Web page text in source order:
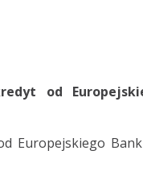
od
Europejskiego